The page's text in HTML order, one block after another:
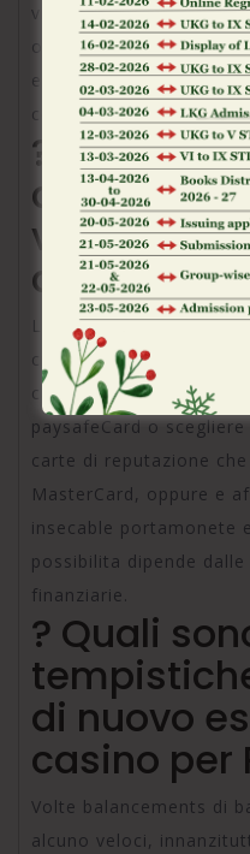
vidimazione di nuovo
operatori testati
emancipazione ADM, il
con essenza di
?? Quali
alternative
verso
di casino?
Le alternative a
credito, gli ancora-
carte prepagate.
paysafeCard o
carte di reputazione
MasterCard, oppure e
insecable portamonete
possibilita dipende
finanziarie.
? Quali
di nuovo
casino per
Volte balancements di
alcuno veloci,